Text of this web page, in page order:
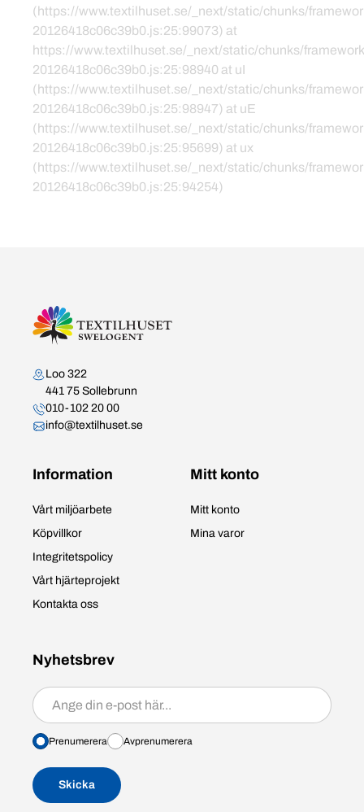
(https://www.textilhuset.se/_next/static/chunks/
20126418c06c39b0.js:25:99073) at
https://www.textilhuset.se/_next/static/chunks/
20126418c06c39b0.js:25:98940 at uI
(https://www.textilhuset.se/_next/static/chunks/
20126418c06c39b0.js:25:98947) at uE
(https://www.textilhuset.se/_next/static/chunks/
20126418c06c39b0.js:25:95699) at ux
(https://www.textilhuset.se/_next/static/chunks/
20126418c06c39b0.js:25:94254)
Kontakta oss
Loo 322
441 75 Sollebrunn
010-102 20 00
info@textilhuset.se
Information
Vårt miljöarbete
Köpvillkor
Integritetspolicy
Vårt hjärteprojekt
Kontakta oss
Mitt konto
Mitt konto
Mina varor
Nyhetsbrev
Prenumerera/avprenumerera
Prenumerera Avprenumerera
Skicka